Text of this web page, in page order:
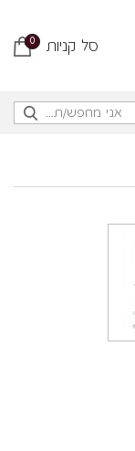
סל קניות 0